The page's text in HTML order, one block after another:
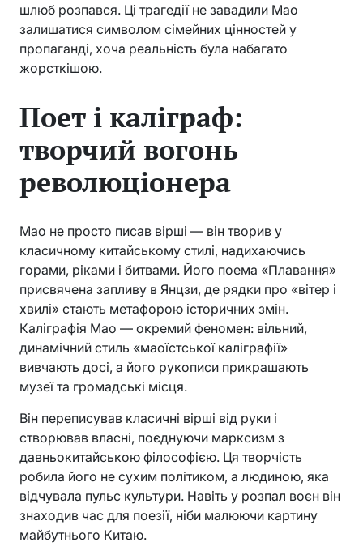
шлюб розпався. Ці трагедії не завадили Мао
залишатися символом сімейних цінностей у
пропаганді, хоча реальність була набагато
жорсткішою.
Поет і каліграф:
творчий вогонь
революціонера
Мао не просто писав вірші — він творив у
класичному китайському стилі, надихаючись
горами, ріками і битвами. Його поема «Плавання»
присвячена запливу в Янцзи, де рядки про «вітер і
хвилі» стають метафорою історичних змін.
Каліграфія Мао — окремий феномен: вільний,
динамічний стиль «маоїстської каліграфії»
вивчають досі, а його рукописи прикрашають
музеї та громадські місця.
Він переписував класичні вірші від руки і
створював власні, поєднуючи марксизм з
давньокитайською філософією. Ця творчість
робила його не сухим політиком, а людиною, яка
відчувала пульс культури. Навіть у розпал воєн він
знаходив час для поезії, ніби малюючи картину
майбутнього Китаю.